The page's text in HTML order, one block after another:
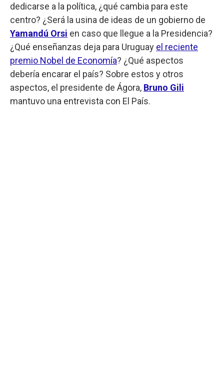
dedicarse a la política, ¿qué cambia para este
centro? ¿Será la usina de ideas de un gobierno de
Yamandú Orsi en caso que llegue a la Presidencia?
¿Qué enseñanzas deja para Uruguay el reciente
premio Nobel de Economía? ¿Qué aspectos
debería encarar el país? Sobre estos y otros
aspectos, el presidente de Ágora, Bruno Gili
mantuvo una entrevista con El País.